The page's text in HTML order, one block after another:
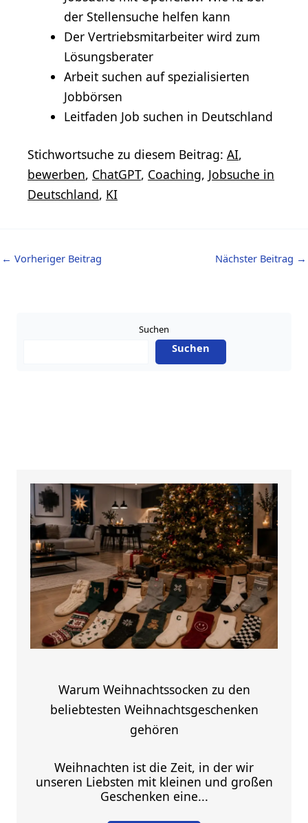
der Stellensuche helfen kann
Der Vertriebsmitarbeiter wird zum
Lösungsberater
Arbeit suchen auf spezialisierten
Jobbörsen
Leitfaden Job suchen in Deutschland
Stichwortsuche zu diesem Beitrag: AI,
bewerben, ChatGPT, Coaching, Jobsuche in
Deutschland, KI
← Vorheriger Beitrag Nächster Beitrag →
Suchen
Suchen
Warum Weihnachtssocken zu den
beliebtesten Weihnachtsgeschenken
gehören
Weihnachten ist die Zeit, in der wir
unseren Liebsten mit kleinen und großen
Geschenken eine...